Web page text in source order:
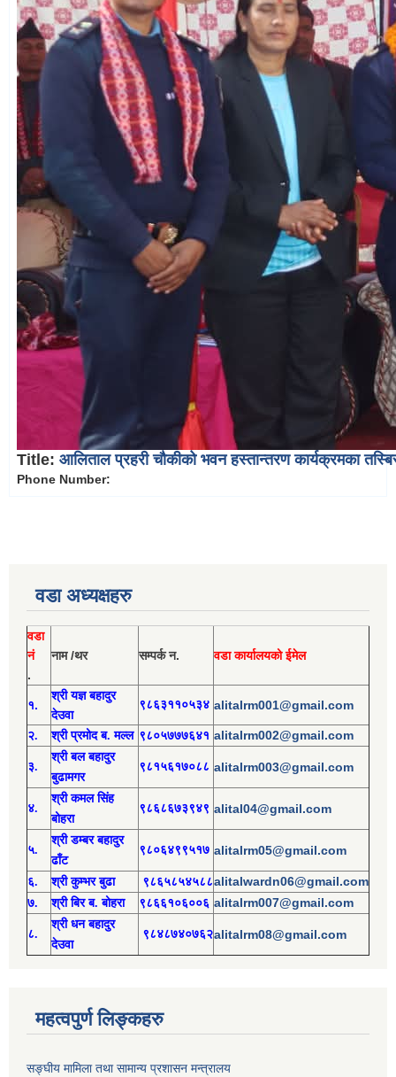
Title: आलिताल प्रहरी चौकीको भवन हस्तान्तरण कार्यक्रमका
Phone Number:
वडा अध्यक्षहरु
वडा
नं
.
नाम /थर सम्पर्क न. वडा कार्यालयको ईमेल
१.
श्री यज्ञ बहादुर
देउवा
९८६३११०५३४ alitalrm001@gmail.com
२. श्रीप्रमोदब. मल्ल ९८०५७७७६४१ alitalrm002@gmail.com
३.
श्रीबल बहादुर
बुढामगर
९८१५६१७०८८ alitalrm003@gmail.com
४.
श्री कमल सिंह
बोहरा
९८६८६७३९४९ alital04@gmail.com
५.
श्री डम्बर बहादुर
ढाँट
९८०६४९९५१७ alitalrm05@gmail.com
६. श्री कुम्भर बुढा ९८६५८५४५८८alitalwardn06@gmail.com
७. श्री बिर ब. बोहरा ९८६६१०६००६ alitalrm007@gmail.com
८.
श्री धन बहादुर
देउवा
९८४८७४०७६२alitalrm08@gmail.com
महत्वपुर्ण लिङ्कहरु
सङ्घीय मामिला तथा सामान्य प्रशासन मन्त्रालय